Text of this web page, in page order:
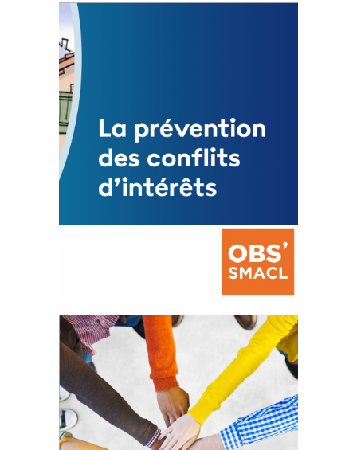
Statut de l’élu local
3 avril 2024
Mise à jour avril 2024
FEUILLETER
La prévention des conflits
d’intérêts
18 septembre 2023
FEUILLETER